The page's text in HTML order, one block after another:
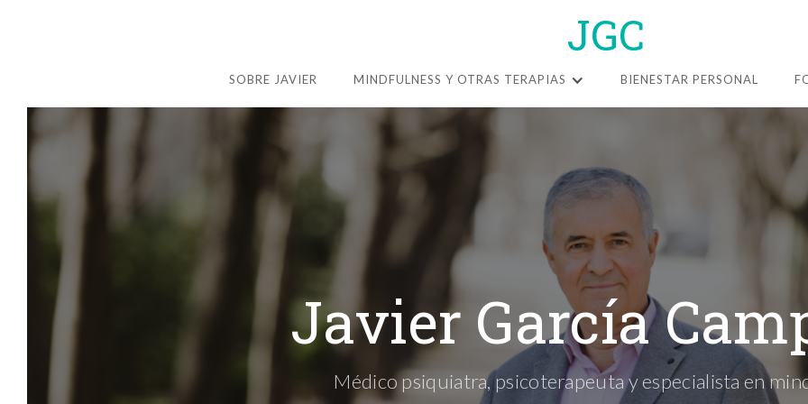
JGC
SOBRE JAVIER MINDFULNESS Y OTRAS TERAPIAS BIENESTAR PERSONAL
Javier García
Médico psiquiatra, psicoterapeuta y especialista en